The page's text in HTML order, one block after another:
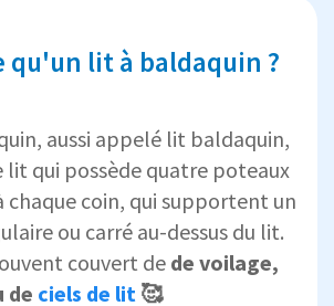
qu'un lit à baldaquin ?
aussi appelé lit baldaquin,
lit qui possède quatre poteaux
chaque coin, qui supportent un
ou carré au-dessus du lit.
couvert de de voilage,
de ciels de lit 🥰